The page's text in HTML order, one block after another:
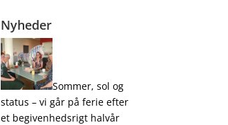
Nyheder
Sommer, sol og
status – vi går på ferie efter
et begivenhedsrigt halvår